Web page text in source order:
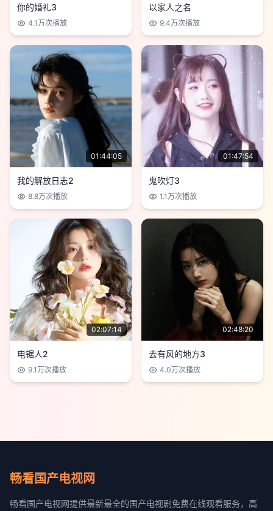
你的婚礼3
4.1万次播放
以家人之名
9.4万次播放
01:44:05
我的解放日志2
8.8万次播放
01:47:54
鬼吹灯3
1.1万次播放
02:07:14
电锯人2
9.1万次播放
02:48:20
去有风的地方3
4.0万次播放
畅看国产电视网
畅看国产电视网提供最新最全的国产电视剧免费在线观看服务，高